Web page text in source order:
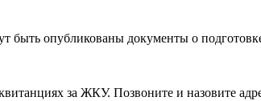
опубликованы документы о
за ЖКУ. Позвоните и назовите